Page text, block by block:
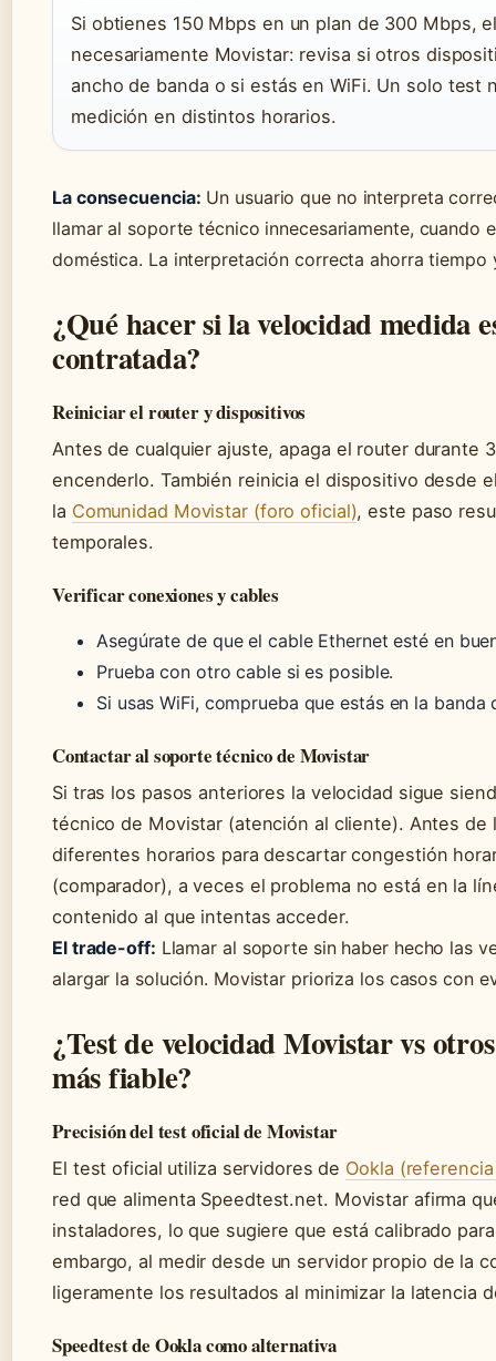
Si obtienes 150 Mbps en un plan de 300 Mbps,
necesariamente Movistar: revisa si otros
ancho de banda o si estás en WiFi. Un solo test
medición en distintos horarios.
La consecuencia: Un usuario que no interpreta
llamar al soporte técnico innecesariamente, cuando
doméstica. La interpretación correcta ahorra tiempo
¿Qué hacer si la velocidad medida
contratada?
Reiniciar el router y dispositivos
Antes de cualquier ajuste, apaga el router durante
encenderlo. También reinicia el dispositivo desde
la Comunidad Movistar (foro oficial), este paso
temporales.
Verificar conexiones y cables
Asegúrate de que el cable Ethernet esté en
Prueba con otro cable si es posible.
Si usas WiFi, comprueba que estás en la
Contactar al soporte técnico de Movistar
Si tras los pasos anteriores la velocidad sigue
técnico de Movistar (atención al cliente). Antes de
diferentes horarios para descartar congestión
(comparador), a veces el problema no está en la
contenido al que intentas acceder.
El trade-off: Llamar al soporte sin haber hecho las
alargar la solución. Movistar prioriza los casos con
¿Test de velocidad Movistar vs
más fiable?
Precisión del test oficial de Movistar
El test oficial utiliza servidores de Ookla
red que alimenta Speedtest.net. Movistar afirma
instaladores, lo que sugiere que está calibrado
embargo, al medir desde un servidor propio de la
ligeramente los resultados al minimizar la latencia
Speedtest de Ookla como alternativa